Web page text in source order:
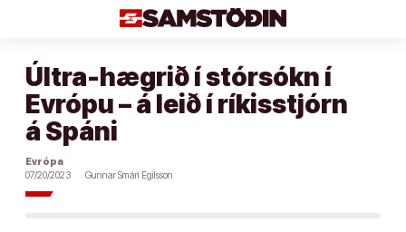
Últra-hægrið í stórsókn í
Evrópu – á leið í ríkisstjórn
á Spáni
Evrópa
07/20/2023
Gunnar Smári Egilsson